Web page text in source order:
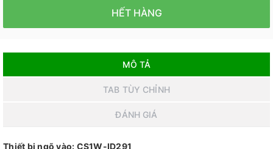
HẾT HÀNG
MÔ TẢ
TAB TÙY CHỈNH
ĐÁNH GIÁ
Thiết bị ngõ vào: CS1W-ID291